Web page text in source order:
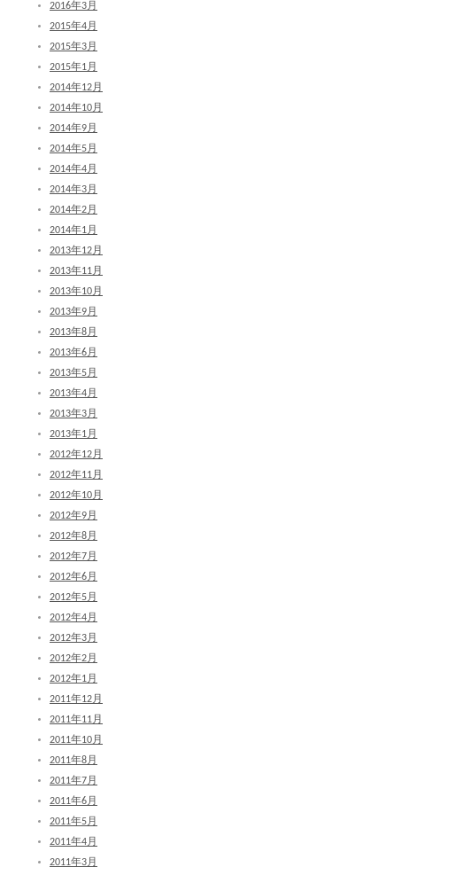
2016年3月
2015年4月
2015年3月
2015年1月
2014年12月
2014年10月
2014年9月
2014年5月
2014年4月
2014年3月
2014年2月
2014年1月
2013年12月
2013年11月
2013年10月
2013年9月
2013年8月
2013年6月
2013年5月
2013年4月
2013年3月
2013年1月
2012年12月
2012年11月
2012年10月
2012年9月
2012年8月
2012年7月
2012年6月
2012年5月
2012年4月
2012年3月
2012年2月
2012年1月
2011年12月
2011年11月
2011年10月
2011年8月
2011年7月
2011年6月
2011年5月
2011年4月
2011年3月